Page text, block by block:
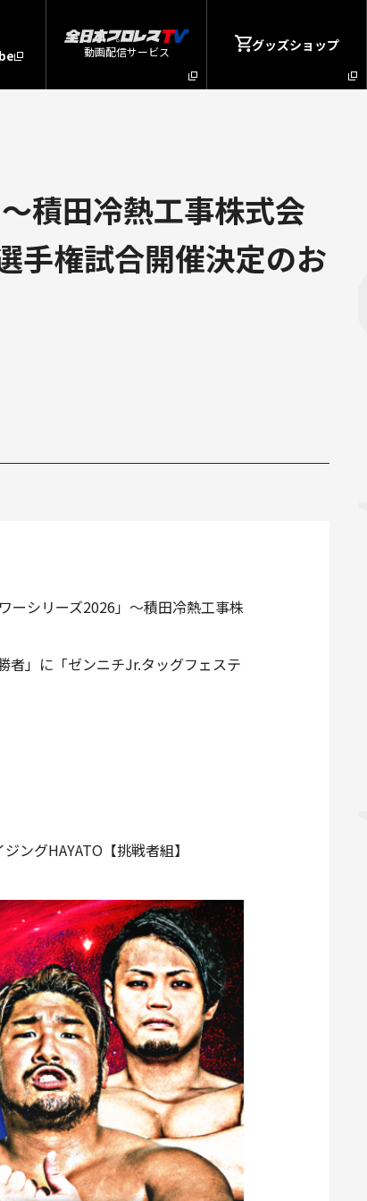
動画配信サービス グッズショップ
積田冷熱工事株式会
手権試合開催決定のお
ーシリーズ2026」～積田冷熱工事株
」に「ゼンニチJr.タッグフェステ
グHAYATO【挑戦者組】